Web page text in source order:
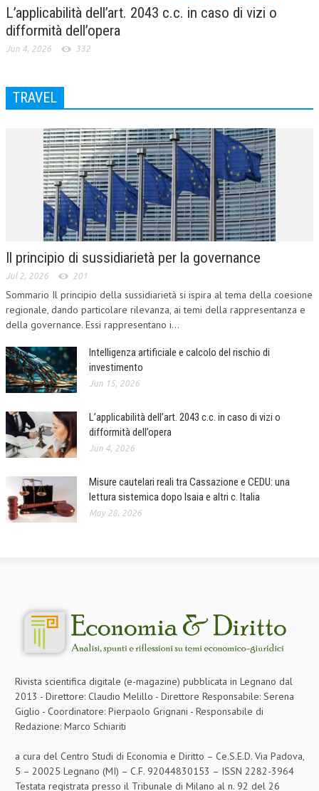
L’applicabilità dell’art. 2043 c.c. in caso di vizi o
difformità dell’opera
Jun 4, 2026 332
TRAVEL
Il principio di sussidiarietà per la governance
Jul 2, 2026 201
Sommario Il principio della sussidiarietà si ispira al tema della coesione
regionale, dando particolare rilevanza, ai temi della rappresentanza e
della governance. Essi rappresentano i...
Intelligenza artificiale e calcolo del rischio di
investimento
Jun 15, 2026
L’applicabilità dell’art. 2043 c.c. in caso di vizi o
difformità dell’opera
Jun 4, 2026
Misure cautelari reali tra Cassazione e CEDU: una
lettura sistemica dopo Isaia e altri c. Italia
May 28, 2026
Rivista scientifica digitale (e-magazine) pubblicata in Legnano dal
2013 - Direttore: Claudio Melillo - Direttore Responsabile: Serena
Giglio - Coordinatore: Pierpaolo Grignani - Responsabile di
Redazione: Marco Schiariti
a cura del Centro Studi di Economia e Diritto – Ce.S.E.D. Via Padova,
5 – 20025 Legnano (MI) – C.F. 92044830153 – ISSN 2282-3964
Testata registrata presso il Tribunale di Milano al n. 92 del 26